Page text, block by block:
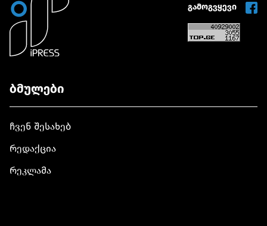
გამოგვყევი
ბმულები
ჩვენ შესახებ
რედაქცია
რეკლამა